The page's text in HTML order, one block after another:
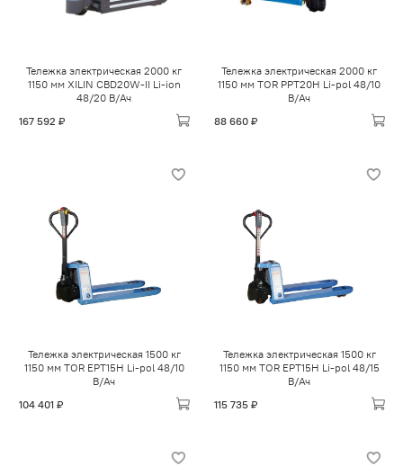
Тележка электрическая 2000 кг
1150 мм XILIN CBD20W-II Li-ion
48/20 В/Ач
167 592 ₽
Тележка электрическая 2000 кг
1150 мм TOR PPT20H Li-pol 48/10
В/Ач
88 660 ₽
Тележка электрическая 1500 кг
1150 мм TOR EPT15H Li-pol 48/10
В/Ач
104 401 ₽
Тележка электрическая 1500 кг
1150 мм TOR EPT15H Li-pol 48/15
В/Ач
115 735 ₽